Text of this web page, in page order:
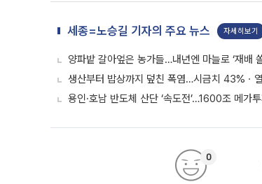
세종=노승길 기자의 주요 뉴스 자세히보기
양파밭 갈아엎은 농가들…내년엔 마늘로 ‘재배
생산부터 밥상까지 덮친 폭염…시금치 43%ㆍ
용인·호남 반도체 산단 ‘속도전’…1600조 메가
0